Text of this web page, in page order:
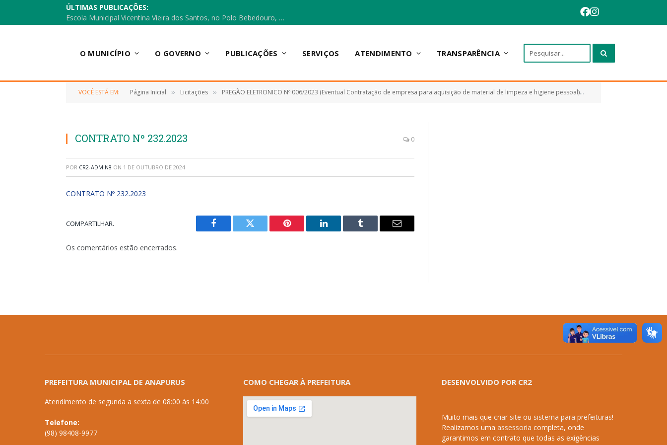
ÚLTIMAS PUBLICAÇÕES:
Escola Municipal Vicentina Vieira dos Santos, no Polo Bebedouro, recebeu materiais para a implantação do Cantinho da Leitura e da Sala Multidisciplinar.
O MUNICÍPIO O GOVERNO PUBLICAÇÕES SERVIÇOS ATENDIMENTO TRANSPARÊNCIA
VOCÊ ESTÁ EM: Página Inicial » Licitações » PREGÃO ELETRONICO Nº 006/2023 (Eventual Contratação de empresa para aquisição de material de limpeza e higiene pessoal)
CONTRATO Nº 232.2023 0
POR CR2-ADMIN8 ON 1 DE OUTUBRO DE 2024
CONTRATO Nº 232.2023
COMPARTILHAR.
Facebook Twitter Pinterest LinkedIn Tumblr
E-
Os comentários estão encerrados.
PREFEITURA MUNICIPAL DE ANAPURUS
Atendimento de segunda a sexta de 08:00 às 14:00
Telefone:
(98) 98408-9977
COMO CHEGAR À PREFEITURA DESENVOLVIDO POR CR2
Muito mais que criar site ou sistema para prefeituras!
Realizamos uma assessoria completa, onde
garantimos em contrato que todas as exigências